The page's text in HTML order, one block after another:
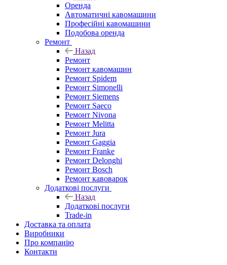
Оренда
Автоматичні кавомашини
Професійні кавомашини
Подобова оренда
Ремонт
Назад
Ремонт
Ремонт кавомашин
Ремонт Spidem
Ремонт Simonelli
Ремонт Siemens
Ремонт Saeco
Ремонт Nivona
Ремонт Melitta
Ремонт Jura
Ремонт Gaggia
Ремонт Franke
Ремонт Delonghi
Ремонт Bosch
Ремонт кавоварок
Додаткові послуги
Назад
Додаткові послуги
Trade-in
Доставка та оплата
Виробники
Про компанію
Контакти